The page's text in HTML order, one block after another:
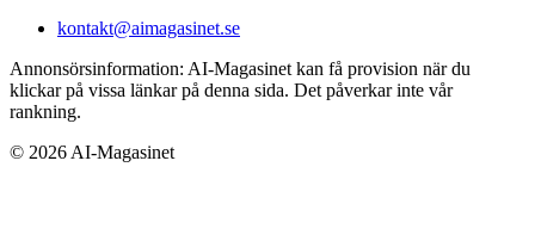
kontakt@aimagasinet.se
Annonsörsinformation: AI-Magasinet kan få provision när du
klickar på vissa länkar på denna sida. Det påverkar inte vår
rankning.
© 2026 AI-Magasinet